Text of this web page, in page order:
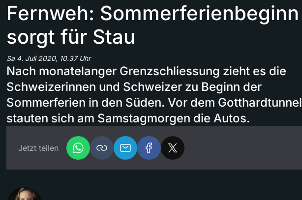
Fernweh: Sommerferienbeginn
sorgt für Stau
Sa 4. Juli 2020, 10.37 Uhr
Nach monatelanger Grenzschliessung zieht es die
Schweizerinnen und Schweizer zu Beginn der
Sommerferien in den Süden. Vor dem Gotthardtunnel
stauten sich am Samstagmorgen die Autos.
Jetzt teilen